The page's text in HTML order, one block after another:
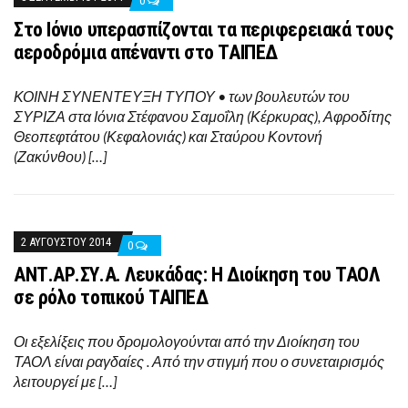
Στο Ιόνιο υπερασπίζονται τα περιφερειακά τους
αεροδρόμια απέναντι στο ΤΑΙΠΕΔ
ΚΟΙΝΗ ΣΥΝΕΝΤΕΥΞΗ ΤΥΠΟΥ • των βουλευτών του
ΣΥΡΙΖΑ στα Ιόνια Στέφανου Σαμοΐλη (Κέρκυρας), Αφροδίτης
Θεοπεφτάτου (Κεφαλονιάς) και Σταύρου Κοντονή
(Ζακύνθου) […]
2 ΑΥΓΟΎΣΤΟΥ 2014 0
ΑΝΤ.ΑΡ.ΣΥ.Α. Λευκάδας: Η Διοίκηση του ΤΑΟΛ
σε ρόλο τοπικού ΤΑΙΠΕΔ
Οι εξελίξεις που δρομολογούνται από την Διοίκηση του
ΤΑΟΛ είναι ραγδαίες . Από την στιγμή που ο συνεταιρισμός
λειτουργεί με […]